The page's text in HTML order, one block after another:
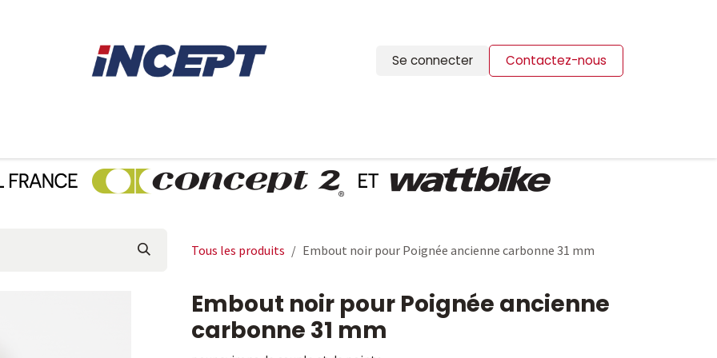
Se connecter Contactez-nous
Tous les produits Embout noir pour Poignée ancienne carbonne 31 mm
Embout noir pour Poignée ancienne
carbonne 31 mm